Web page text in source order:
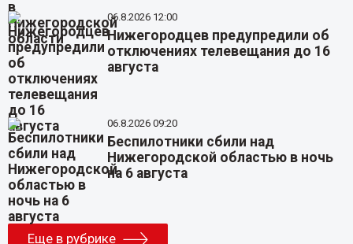
06.8.2026 12:00
Нижегородцев предупредили об
отключениях телевещания до 16
августа
06.8.2026 09:20
Беспилотники сбили над
Нижегородской областью в ночь
на 6 августа
Еще в рубрике